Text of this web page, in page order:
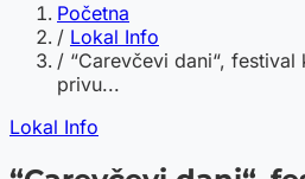
Početna
/ Lokal Info
/ “Carevčevi dani“,
privu...
Lokal Info